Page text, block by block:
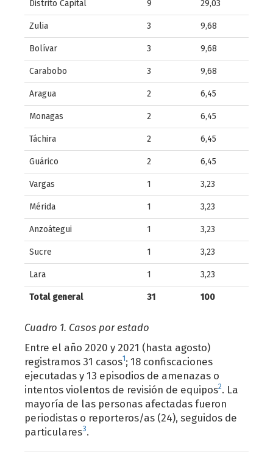
Distrito Capital 9 29,03
Zulia 3 9,68
Bolívar 3 9,68
Carabobo 3 9,68
Aragua 2 6,45
Monagas 2 6,45
Táchira 2 6,45
Guárico 2 6,45
Vargas 1 3,23
Mérida 1 3,23
Anzoátegui 1 3,23
Sucre 1 3,23
Lara 1 3,23
Total general 31 100
Cuadro 1. Casos por estado
Entre el año 2020 y 2021 (hasta agosto)
registramos 31 casos1; 18 confiscaciones
ejecutadas y 13 episodios de amenazas o
intentos violentos de revisión de equipos2. La
mayoría de las personas afectadas fueron
periodistas o reporteros/as (24), seguidos de
particulares3.